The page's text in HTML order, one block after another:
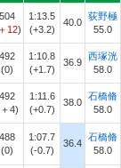
504
12)
1:13.5
(+3.2)
40.0
荻野極
55.0
492
(0)
1:10.8
(+1.7)
36.9
西塚洸
58.0
492
4)
1:11.6
(+0.7)
38.0
石橋脩
58.0
488
(0)
1:07.7
(-0.7)
36.4
石橋脩
58.0